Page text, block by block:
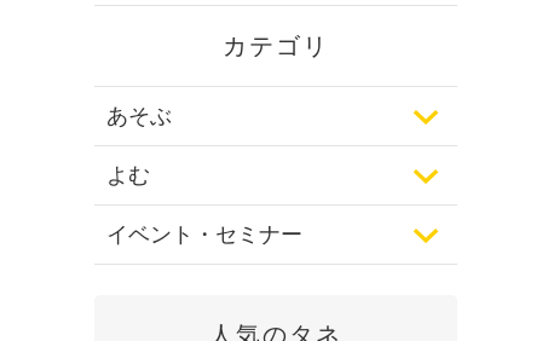
カテゴリ
あそぶ
よむ
イベント・セミナー
人気のタネ